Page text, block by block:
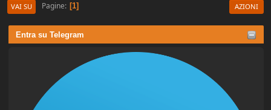
Entra su Telegram
VAI SU Pagine 1 AZIONI